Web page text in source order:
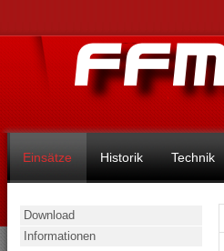
Einsätze Historik Technik
Download
Informationen